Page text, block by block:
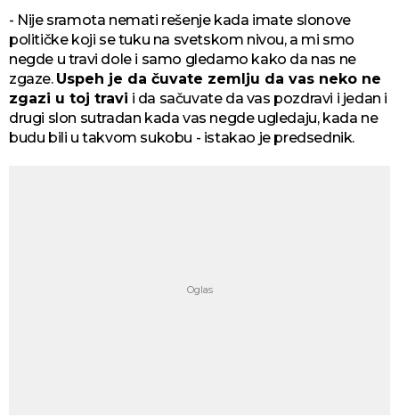
- Nije sramota nemati rešenje kada imate slonove
političke koji se tuku na svetskom nivou, a mi smo
negde u travi dole i samo gledamo kako da nas ne
zgaze. Uspeh je da čuvate zemlju da vas neko ne
zgazi u toj travi i da sačuvate da vas pozdravi i jedan i
drugi slon sutradan kada vas negde ugledaju, kada ne
budu bili u takvom sukobu - istakao je predsednik.